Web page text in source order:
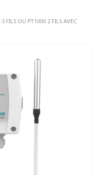
FILS OU PT1000 2 FILS AVEC